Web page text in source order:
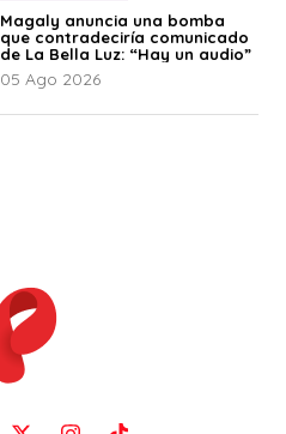
Magaly anuncia una bomba
que contradeciría comunicado
de La Bella Luz: “Hay un audio”
05 Ago 2026